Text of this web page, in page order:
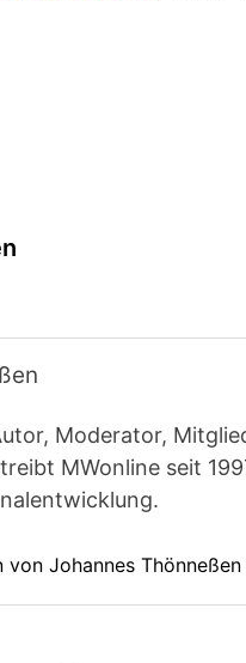
Moderator,
MWonline seit
von Johannes